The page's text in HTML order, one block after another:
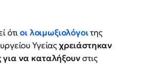
ότιοι λοιμωξιολόγοιτης
Υγείαςχρειάστηκαν
για να καταλήξουνστις